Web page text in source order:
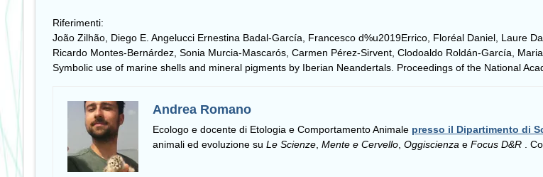
Riferimenti:
João Zilhão, Diego E. Angelucci Ernestina Badal-García, Francesco d%u2019Errico, Floréal Daniel, Laure
Ricardo Montes-Bernárdez, Sonia Murcia-Mascarós, Carmen Pérez-Sirvent, Clodoaldo Roldán-García,
Symbolic use of marine shells and mineral pigments by Iberian Neandertals. Proceedings of the National
Andrea Romano
Ecologo e docente di Etologia e Comportamento Animale presso il Dipartimento di
animali ed evoluzione su Le Scienze Mente e Cervello Oggiscienza e Focus D&R .